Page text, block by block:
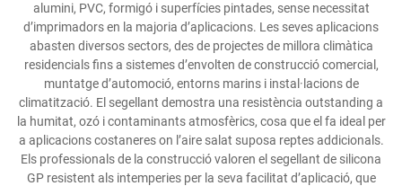
alumini, PVC, formigó i superfícies pintades, sense necessitat
d’imprimadors en la majoria d’aplicacions. Les seves aplicacions
abasten diversos sectors, des de projectes de millora climàtica
residencials fins a sistemes d’envolten de construcció comercial,
muntatge d’automoció, entorns marins i instal·lacions de
climatització. El segellant demostra una resistència outstanding a
la humitat, ozó i contaminants atmosfèrics, cosa que el fa ideal per
a aplicacions costaneres on l’aire salat suposa reptes addicionals.
Els professionals de la construcció valoren el segellant de silicona
GP resistent als intemperies per la seva facilitat d’aplicació, que